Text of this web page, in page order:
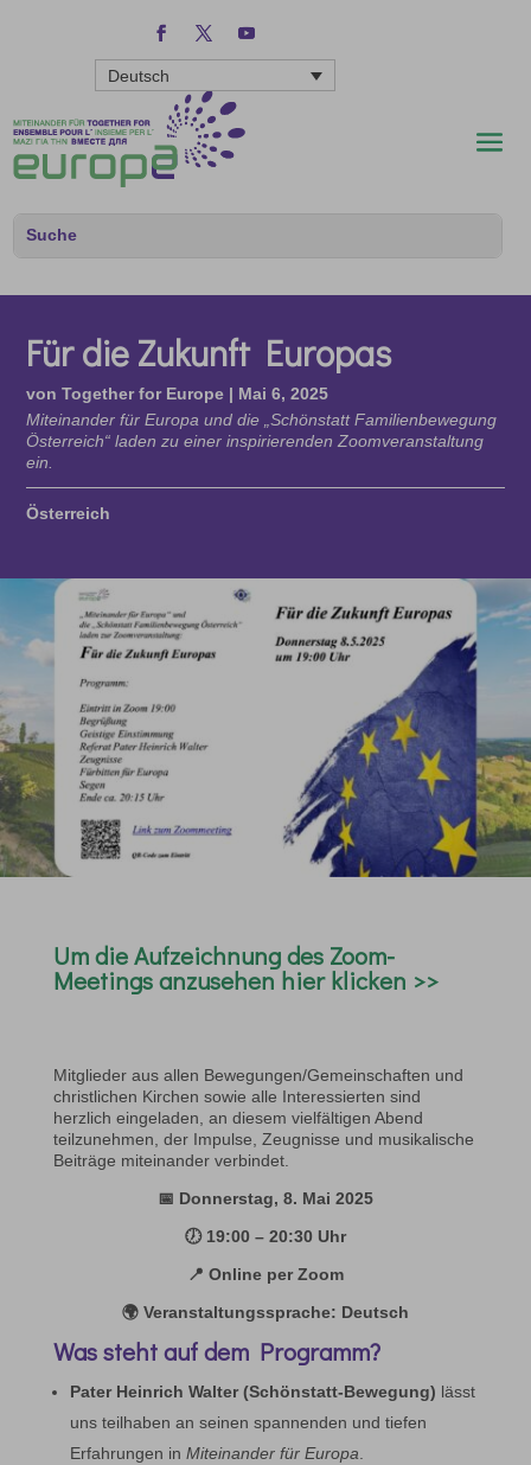
Deutsch
Für die Zukunft Europas
vonTogether for Europe | Mai 6, 2025
Miteinander für Europa und die „Schönstatt Familienbewegung
Österreich“ laden zu einer inspirierenden Zoomveranstaltung
ein.
Österreich
Um die Aufzeichnung des Zoom-
Meetingsanzusehen hier klicken >>
Mitglieder aus allen Bewegungen/Gemeinschaften und
christlichen Kirchen sowie alle Interessierten sind
herzlich eingeladen, an diesem vielfältigen Abend
teilzunehmen, der Impulse, Zeugnisse und musikalische
Beiträge miteinander verbindet.
📅 Donnerstag, 8. Mai 2025
🕖 19:00 – 20:30 Uhr
📍 Online per Zoom
🌍 Veranstaltungssprache: Deutsch
Was steht auf dem Programm?
Pater Heinrich Walter (Schönstatt-Bewegung) lässt
uns teilhaben an seinen spannenden und tiefen
Erfahrungen in Miteinander für Europa